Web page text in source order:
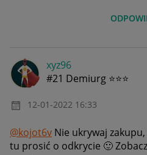
xyz96
#21 Demiurg ⭐⭐⭐
‎12-01-2022 16:33
@kojot6v Nie ukrywaj
tu prosić o odkrycie 🙂